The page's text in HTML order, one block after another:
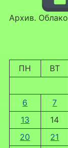
Архив. Облако
ПН ВТ
6
7
13
14
20
21